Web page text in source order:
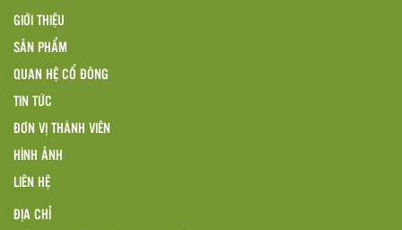
GIỚI THIỆU
SẢN PHẨM
QUAN HỆ CỔ ĐÔNG
TIN TỨC
ĐƠN VỊ THÀNH VIÊN
HÌNH ẢNH
LIÊN HỆ
ĐỊA CHỈ